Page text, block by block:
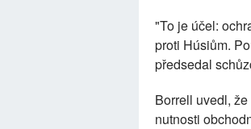
"To je účel:
proti Húsiům.
předsedal
Borrell uvedl,
nutnosti